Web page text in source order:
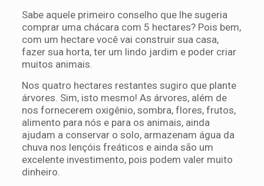
Sabe aquele primeiro conselho que lhe sugeria
comprar uma chácara com 5 hectares? Pois bem,
com um hectare você vai construir sua casa,
fazer sua horta, ter um lindo jardim e poder criar
muitos animais.
Nos quatro hectares restantes sugiro que plante
árvores. Sim, isto mesmo! As árvores, além de
nos fornecerem oxigênio, sombra, flores, frutos,
alimento para nós e para os animais, ainda
ajudam a conservar o solo, armazenam água da
chuva nos lençóis freáticos e ainda são um
excelente investimento, pois podem valer muito
dinheiro.